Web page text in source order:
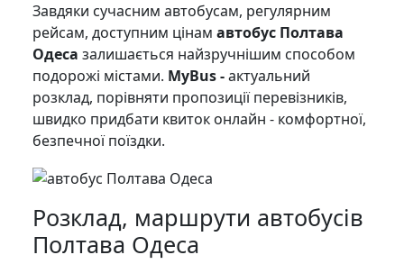
Завдяки сучасним автобусам, регулярним
рейсам, доступним цінам автобус Полтава
Одеса залишається найзручнішим способом
подорожі містами. MyBus -актуальний
розклад, порівняти пропозиції перевізників,
швидко придбати квиток онлайн - комфортної,
безпечної поїздки.
Розклад, маршрути автобусів
Полтава Одеса